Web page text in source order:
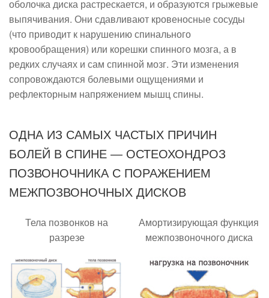
оболочка диска растрескается, и образуются грыжевые
выпячивания. Они сдавливают кровеносные сосуды
(что приводит к нарушению спинального
кровообращения) или корешки спинного мозга, а в
редких случаях и сам спинной мозг. Эти изменения
сопровождаются болевыми ощущениями и
рефлекторным напряжением мышц спины.
ОДНА ИЗ САМЫХ ЧАСТЫХ ПРИЧИН
БОЛЕЙ В СПИНЕ — ОСТЕОХОНДРОЗ
ПОЗВОНОЧНИКА С ПОРАЖЕНИЕМ
МЕЖПОЗВОНОЧНЫХ ДИСКОВ
Тела позвонков на
разрезе
Амортизирующая функция
межпозвоночного диска